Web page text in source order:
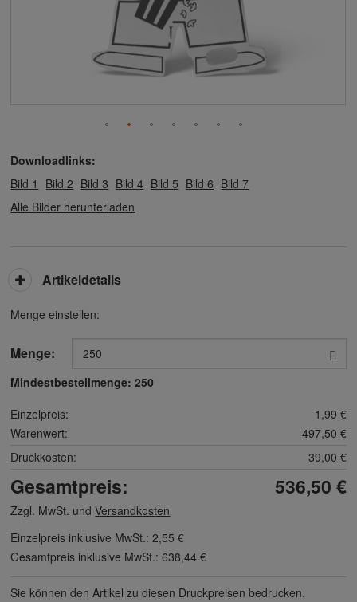
Downloadlinks:
Bild 1
Bild 2 Bild 3 Bild 4 Bild 5 Bild 6 Bild 7
Alle Bilder herunterladen
Menge einstellen:
Menge:
Mindestbestellmenge:250
Einzelpreis:
1,99 €
Warenwert:
497,50 €
Druckkosten:
39,00 €
Gesamtpreis: 536,50 €
Zzgl. MwSt. undVersandkosten
Einzelpreis inklusive MwSt.:2,55 €
Gesamtpreis inklusive MwSt.:638,44 €
Sie können den Artikel zu diesen Druck­preisen bedrucken.
Artikeldetails